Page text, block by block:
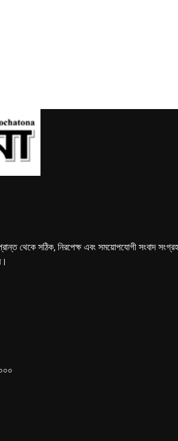
থেকে সঠিক, নিরপেক্ষ এবং সময়োপযোগী সংবাদ